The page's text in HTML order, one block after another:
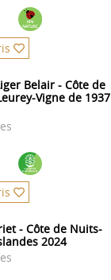
Belair - Côte de
Vigne de 1937
- Côte de Nuits-
2024